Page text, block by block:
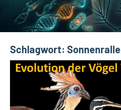
Schlagwort: Sonnenralle